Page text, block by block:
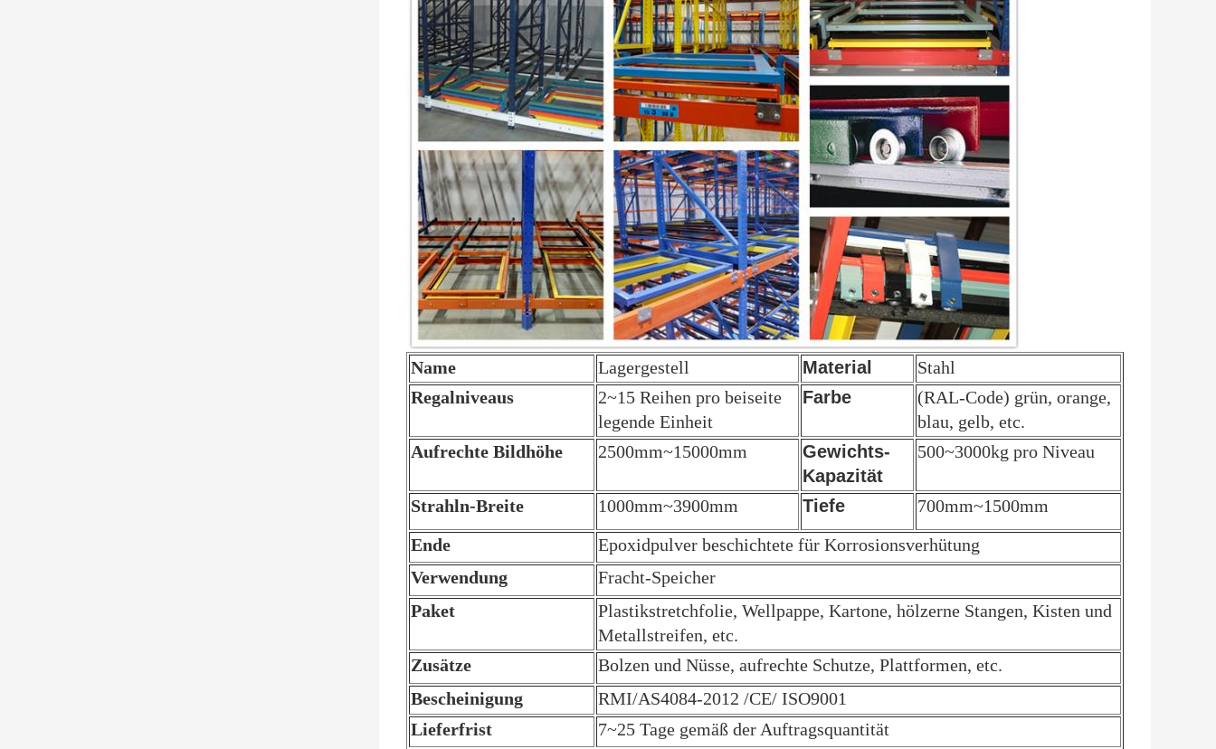
Name Lagergestell Material
Stahl
Regalniveaus
2~15 Reihen pro beiseite
legende Einheit
Farbe
(RAL-Code) grün, orange,
blau, gelb, etc.
Aufrechte Bildhöhe
2500mm~15000mm
Gewichts-
Kapazität
500~3000kg pro Niveau
Strahln-Breite 1000mm~3900mm Tiefe
700mm~1500mm
Ende
Epoxidpulver beschichtete für Korrosionsverhütung
Verwendung
Fracht-Speicher
Paket
Plastikstretchfolie, Wellpappe, Kartone, hölzerne Stangen, Kisten und
Metallstreifen, etc.
Zusätze
Bolzen und Nüsse, aufrechte Schutze, Plattformen, etc.
Bescheinigung
RMI/AS4084-2012 /CE/ ISO9001
Lieferfrist
7~25 Tage gemäß der Auftragsquantität